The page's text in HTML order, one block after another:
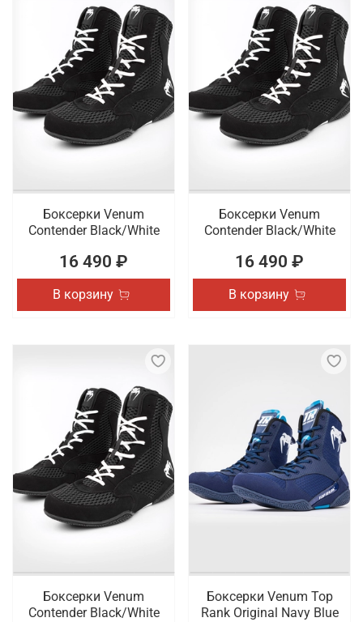
Боксерки Venum
Contender Black/White
16 490 ₽
В корзину
Боксерки Venum
Contender Black/White
16 490 ₽
В корзину
Боксерки Venum
Contender Black/White
Боксерки Venum Top
Rank Original Navy Blue